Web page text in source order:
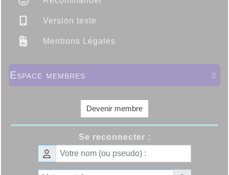
Version texte
Mentions Légales

Espace membres
Devenir membre
Se reconnecter :